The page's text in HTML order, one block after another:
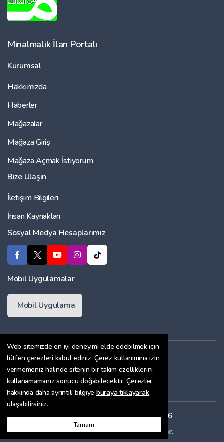
Web sitemizde en iyi deneyimi elde edebilmek için
lütfen çerezleri kabul ediniz. Çerez kullanımına izin
vermemeniz halinde sitenin bir takım özelliklerini
kullanamamanız sonucu doğabilecektir. Çerezler
hakkında daha ayrıntılı bilgiye buraya tıklayarak
ulaşabilirsiniz.
Tamam
Minalmalik İlan Portalı
Kurumsal
Hakkımızda
Haberler
Mağazalar
Mağaza Giriş
Mağaza Açmak İstiyorum
Bize Ulaşın
İletişim Bilgileri
İnsan Kaynakları
Sosyal Medya Hesaplarımız
Mobil Uygulamalar
Mobil Uygulama
Üyelik Sözleşmesi
Çerez Politikası
Gizlilik Sözleşmesi
Her hakkı saklıdır. Copyright © 2026
Bu siteENTRANETile hazırlanmıştır.